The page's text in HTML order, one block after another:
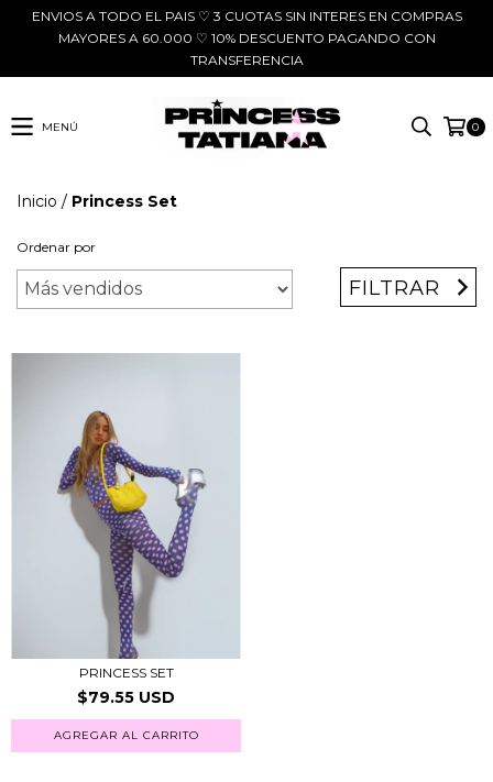
ENVIOS A TODO EL PAIS ♡ 3 CUOTAS SIN INTERES EN COMPRAS
MAYORES A 60.000 ♡ 10% DESCUENTO PAGANDO CON
TRANSFERENCIA
MENÚ 0
Inicio / Princess Set
Ordenar por
FILTRAR
PRINCESS SET
$79.55 USD
AGREGAR AL CARRITO